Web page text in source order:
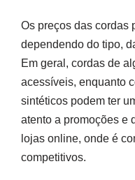
Os preços das cordas
dependendo do tipo,
Em geral, cordas de
acessíveis, enquanto
sintéticos podem ter
atento a promoções e
lojas online, onde é
competitivos.